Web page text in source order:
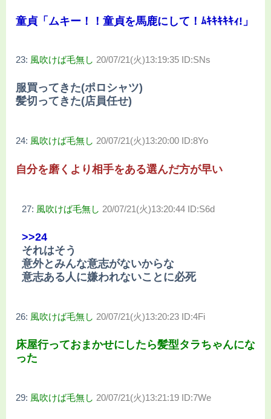
童貞「ムキー！！童貞を馬鹿にして！ﾑｷｷｷｷｷｨ!」
23: 風吹けば毛無し 20/07/21(火)13:19:35 ID:SNs
服買ってきた(ポロシャツ)
髪切ってきた(店員任せ)
24: 風吹けば毛無し 20/07/21(火)13:20:00 ID:8Yo
自分を磨くより相手をある選んだ方が早い
27: 風吹けば毛無し 20/07/21(火)13:20:44 ID:S6d
>>24
それはそう
意外とみんな意志がないからな
意志ある人に嫌われないことに必死
26: 風吹けば毛無し 20/07/21(火)13:20:23 ID:4Fi
床屋行っておまかせにしたら髪型タラちゃんにな
った
29: 風吹けば毛無し 20/07/21(火)13:21:19 ID:7We